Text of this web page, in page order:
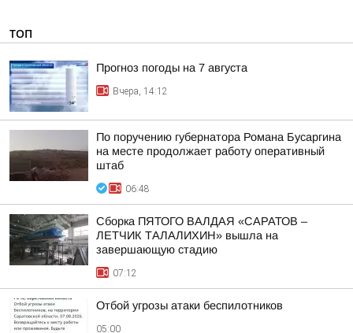
ТОП
Прогноз погоды на 7 августа
Вчера, 14:12
По поручению губернатора Романа Бусаргина
на месте продолжает работу оперативный
штаб
06:48
Сборка ПЯТОГО ВАЛДАЯ «САРАТОВ –
ЛЕТЧИК ТАЛАЛИХИН» вышла на
завершающую стадию
07:12
Отбой угрозы атаки беспилотников
05:00